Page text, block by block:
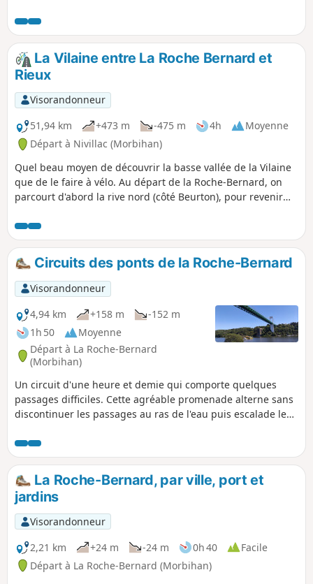
La Vilaine entre La Roche Bernard et
Rieux
Visorandonneur
51,94 km
+473 m -475 m 4h
Moyenne
Départ à Nivillac (Morbihan)
Quel beau moyen de découvrir la basse vallée de la Vilaine
que de le faire à vélo. Au départ de la Roche-Bernard, on
parcourt d'abord la rive nord (côté Beurton), pour revenir
permet de découvrir les différents aspects de la vallée, un
peu avant que le fleuve ne finisse sa course dans l'océan.
Circuits des ponts de la Roche-Bernard
Visorandonneur
4,94 km
+158 m
-152 m
1h 50
Moyenne
Départ à La Roche-Bernard
(Morbihan)
Un circuit d'une heure et demie qui comporte quelques
passages difficiles. Cette agréable promenade alterne sans
discontinuer les passages au ras de l'eau puis escalade les
de mètres au-dessus de la Vilaine. Le circuit des ponts
permet de découvrir un petit tronçon du fleuve dans la
partie où il traverse le Sillon de Bretagne. Préparez vos
mollets !La Roche-Bernard, par ville, port et
jardins
Visorandonneur
2,21 km
+24 m -24 m 0h 40
Facile
Départ à La Roche-Bernard (Morbihan)